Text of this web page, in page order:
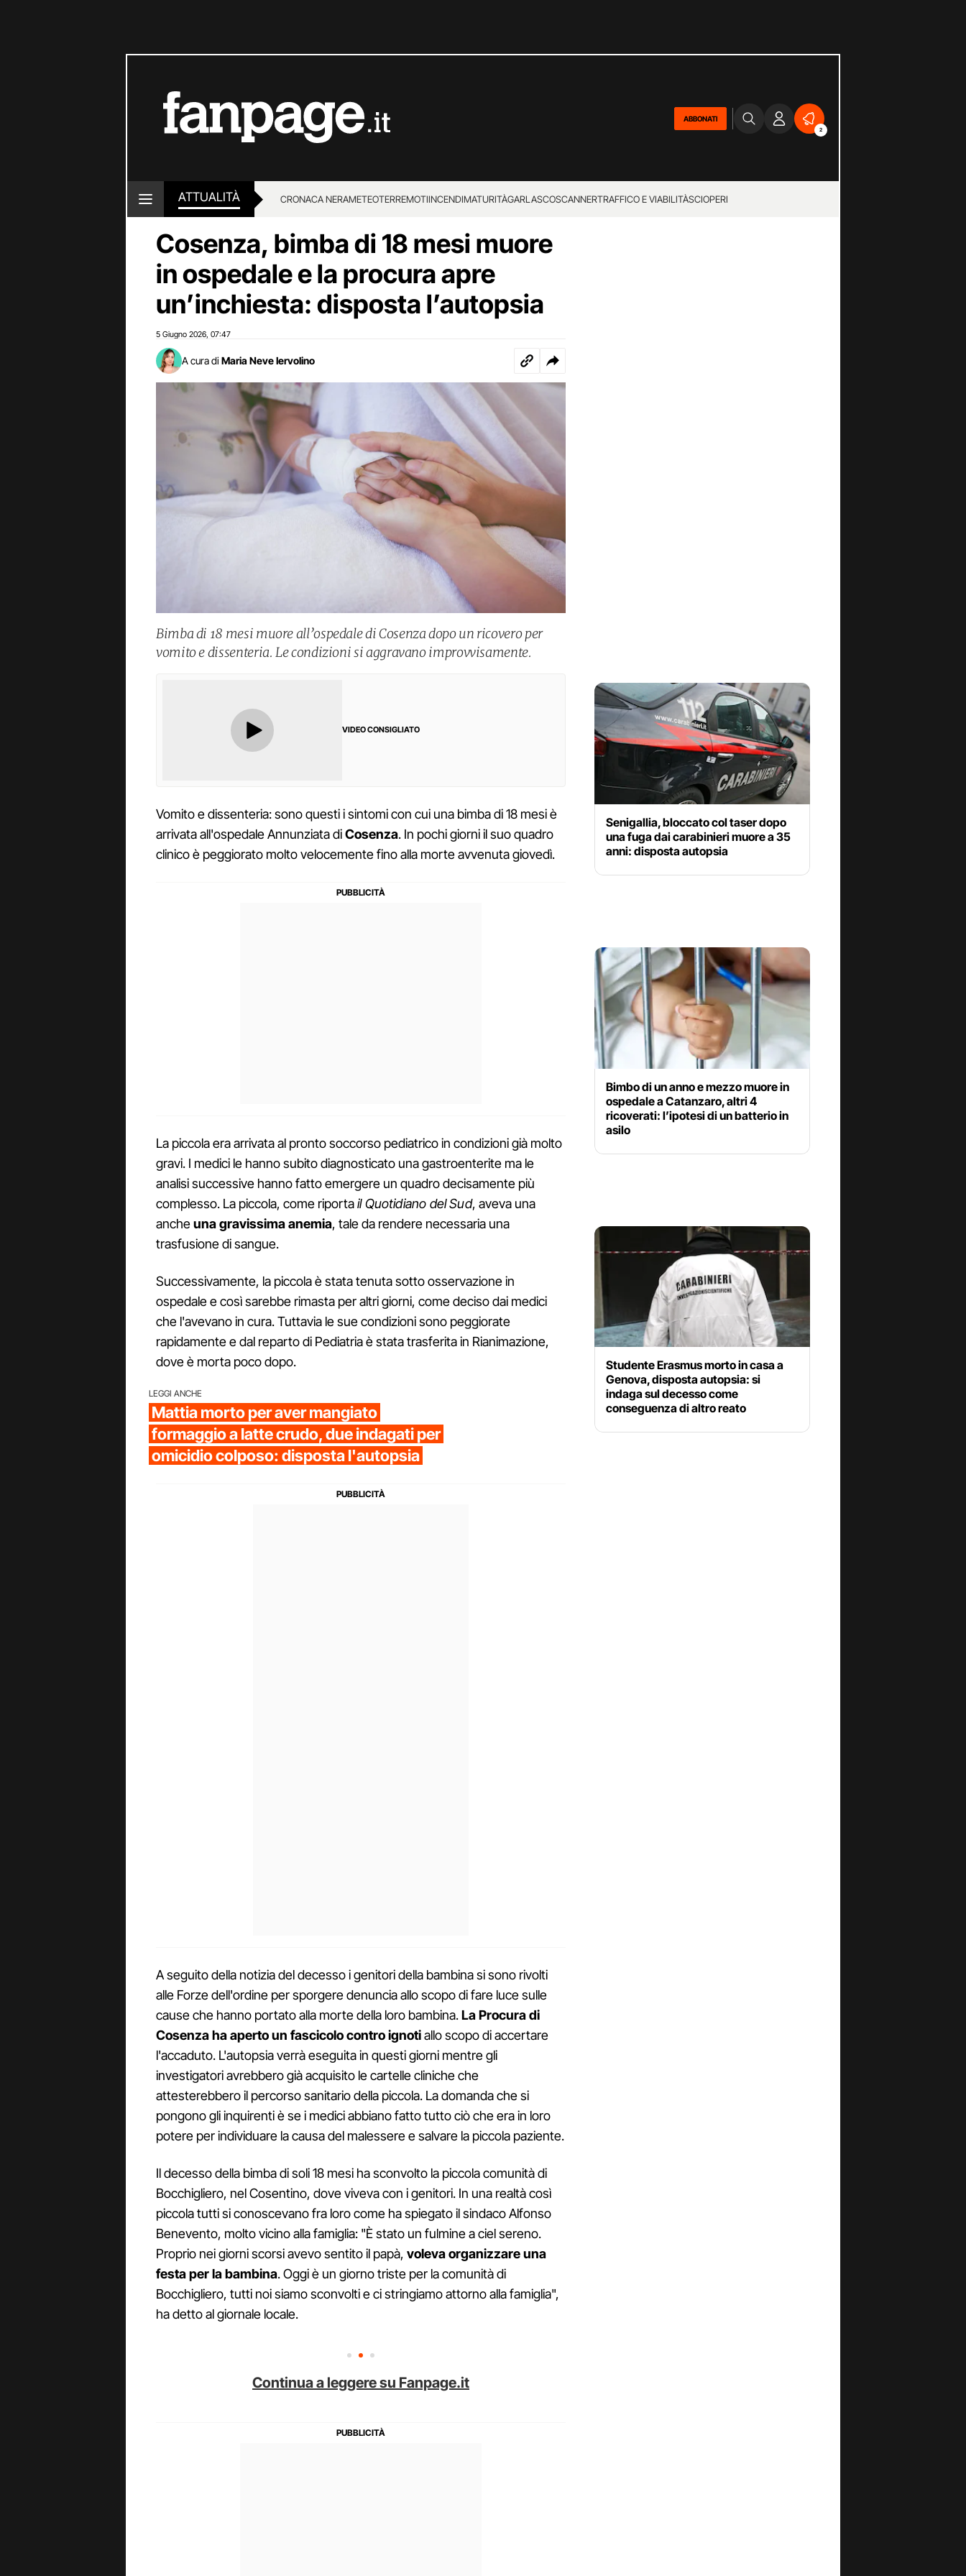
ABBONATI
2
ATTUALITÀ CRONACA NERAMETEOTERREMOTIINCENDIMATURITÀGARLASCOSCANNERTRAFFICO E VIABILITÀSCIOPERI
LOTTO E SUPERENALOTTO
Cosenza, bimba di 18 mesi muore
in ospedale e la procura apre
un’inchiesta: disposta l’autopsia
5 Giugno 2026 07:47
A cura di Maria Neve Iervolino
Bimba di 18 mesi muore all’ospedale di Cosenza dopo un ricovero per
vomito e dissenteria. Le condizioni si aggravano improvvisamente.
VIDEO CONSIGLIATO
Vomito e dissenteria: sono questi i sintomi con cui una bimba di 18 mesi è
arrivata all'ospedale Annunziata diCosenza. In pochi giorni il suo quadro
clinico è peggiorato molto velocemente fino alla morte avvenuta giovedì.
La piccola era arrivata al pronto soccorso pediatrico in condizioni già molto
gravi. I medici le hanno subito diagnosticato una gastroenterite ma le
analisi successive hanno fatto emergere un quadro decisamente più
complesso. La piccola, come riportail Quotidiano del Sud, aveva una
ancheuna gravissima anemia, tale da rendere necessaria una
trasfusione di sangue.
Successivamente, la piccola è stata tenuta sotto osservazione in
ospedale e così sarebbe rimasta per altri giorni, come deciso dai medici
che l'avevano in cura. Tuttavia le sue condizioni sono peggiorate
rapidamente e dal reparto di Pediatria è stata trasferita in Rianimazione,
dove è morta poco dopo.
LEGGI ANCHE
Mattia morto per aver mangiato
formaggio a latte crudo, due indagati per
omicidio colposo: disposta l'autopsia
A seguito della notizia del decesso i genitori della bambina si sono rivolti
alle Forze dell'ordine per sporgere denuncia allo scopo di fare luce sulle
cause che hanno portato alla morte della loro bambina.La Procura di
Cosenza ha aperto un fascicolo contro ignotiallo scopo di accertare
l'accaduto. L'autopsia verrà eseguita in questi giorni mentre gli
investigatori avrebbero già acquisito le cartelle cliniche che
attesterebbero il percorso sanitario della piccola. La domanda che si
pongono gli inquirenti è se i medici abbiano fatto tutto ciò che era in loro
potere per individuare la causa del malessere e salvare la piccola paziente.
Il decesso della bimba di soli 18 mesi ha sconvolto la piccola comunità di
Bocchigliero, nel Cosentino, dove viveva con i genitori. In una realtà così
piccola tutti si conoscevano fra loro come ha spiegato il sindaco Alfonso
Benevento, molto vicino alla famiglia: "È stato un fulmine a ciel sereno.
Proprio nei giorni scorsi avevo sentito il papà, voleva organizzare una
festa per la bambina. Oggi è un giorno triste per la comunità di
Bocchigliero, tutti noi siamo sconvolti e ci stringiamo attorno alla famiglia",
ha detto al giornale locale.
Continua a leggere su Fanpage.it
Senigallia, bloccato col taser dopo
una fuga dai carabinieri muore a 35
anni: disposta autopsia
Bimbo di un anno e mezzo muore in
ospedale a Catanzaro, altri 4
ricoverati: l’ipotesi di un batterio in
asilo
Studente Erasmus morto in casa a
Genova, disposta autopsia: si
indaga sul decesso come
conseguenza di altro reato